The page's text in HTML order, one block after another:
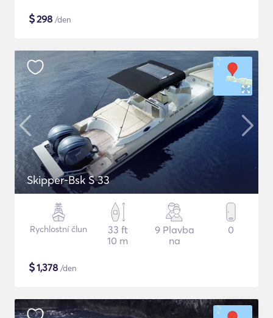
$298 /den
Skipper-Bsk S 33
Rychlostní člun
33 ft
10 m
9 Plavba
na
0
$1,378 /den